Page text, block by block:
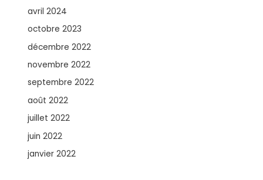
avril 2024
octobre 2023
décembre 2022
novembre 2022
septembre 2022
août 2022
juillet 2022
juin 2022
janvier 2022